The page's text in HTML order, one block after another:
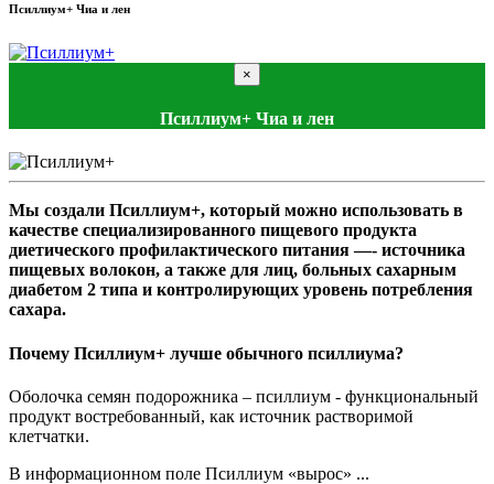
Псиллиум+ Чиа и лен
×
Псиллиум+ Чиа и лен
Мы создали Псиллиум+, который можно использовать в
качестве специализированного пищевого продукта
диетического профилактического питания —- источника
пищевых волокон, а также для лиц, больных сахарным
диабетом 2 типа и контролирующих уровень потребления
сахара.
Почему Псиллиум+ лучше обычного псиллиума?
Оболочка семян подорожника – псиллиум - функциональный
продукт востребованный, как источник растворимой
клетчатки.
В информационном поле Псиллиум «вырос» ...